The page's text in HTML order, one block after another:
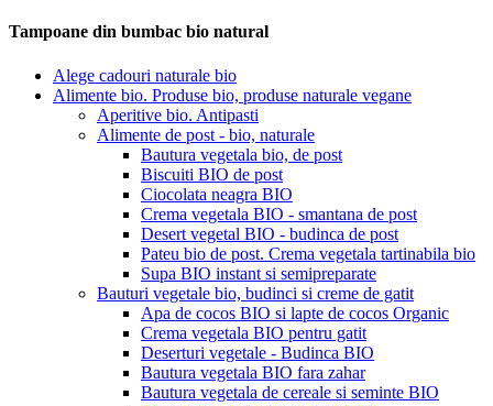
Tampoane din bumbac bio natural
Alege cadouri naturale bio
Alimente bio. Produse bio, produse naturale vegane
Aperitive bio. Antipasti
Alimente de post - bio, naturale
Bautura vegetala bio, de post
Biscuiti BIO de post
Ciocolata neagra BIO
Crema vegetala BIO - smantana de post
Desert vegetal BIO - budinca de post
Pateu bio de post. Crema vegetala tartinabila bio
Supa BIO instant si semipreparate
Bauturi vegetale bio, budinci si creme de gatit
Apa de cocos BIO si lapte de cocos Organic
Crema vegetala BIO pentru gatit
Deserturi vegetale - Budinca BIO
Bautura vegetala BIO fara zahar
Bautura vegetala de cereale si seminte BIO